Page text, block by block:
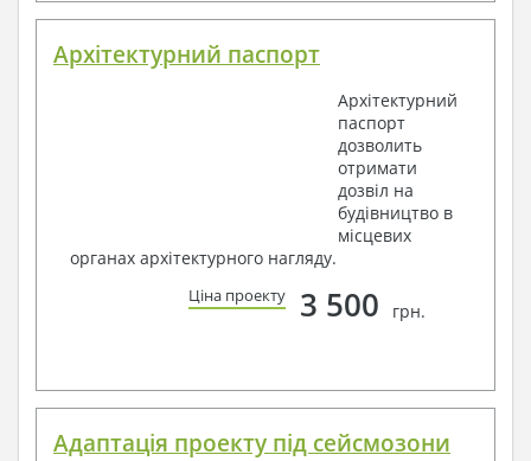
Архітектурний паспорт
Архітектурний
паспорт
дозволить
отримати
дозвіл на
будівництво в
місцевих
органах архітектурного нагляду.
Ціна проекту 3 500 грн.
Адаптація проекту під сейсмозони